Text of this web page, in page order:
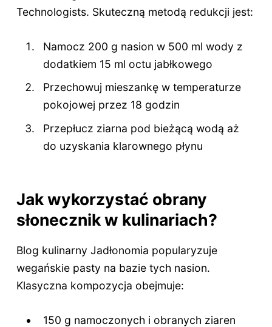
Technologists. Skuteczną metodą redukcji jest:
Namocz 200 g nasion w 500 ml wody z
dodatkiem 15 ml octu jabłkowego
Przechowuj mieszankę w temperaturze
pokojowej przez 18 godzin
Przepłucz ziarna pod bieżącą wodą aż
do uzyskania klarownego płynu
Jak wykorzystać obrany
słonecznik w kulinariach?
Blog kulinarny Jadłonomia popularyzuje
wegańskie pasty na bazie tych nasion.
Klasyczna kompozycja obejmuje:
150 g namoczonych i obranych ziaren